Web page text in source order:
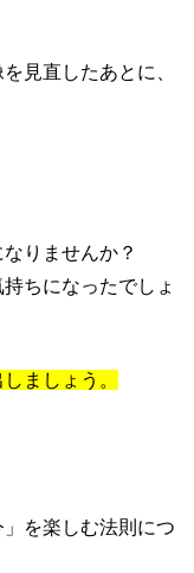
見直したあとに、
りませんか？
ちになったでしょ
ましょう。
を楽しむ法則につ